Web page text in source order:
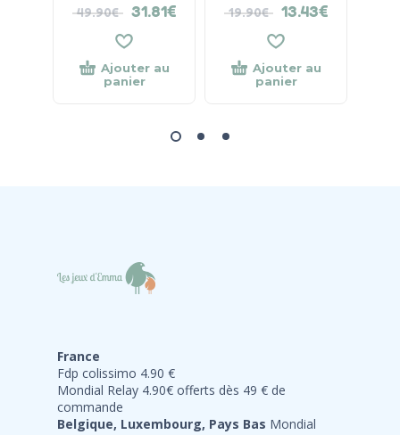
49.90€ 31.81€
Ajouter au
panier
19.90€ 13.43€
Ajouter au
panier
France
Fdp colissimo 4.90 €
Mondial Relay 4.90€ offerts dès 49 € de
commande
Belgique, Luxembourg, Pays Bas Mondial